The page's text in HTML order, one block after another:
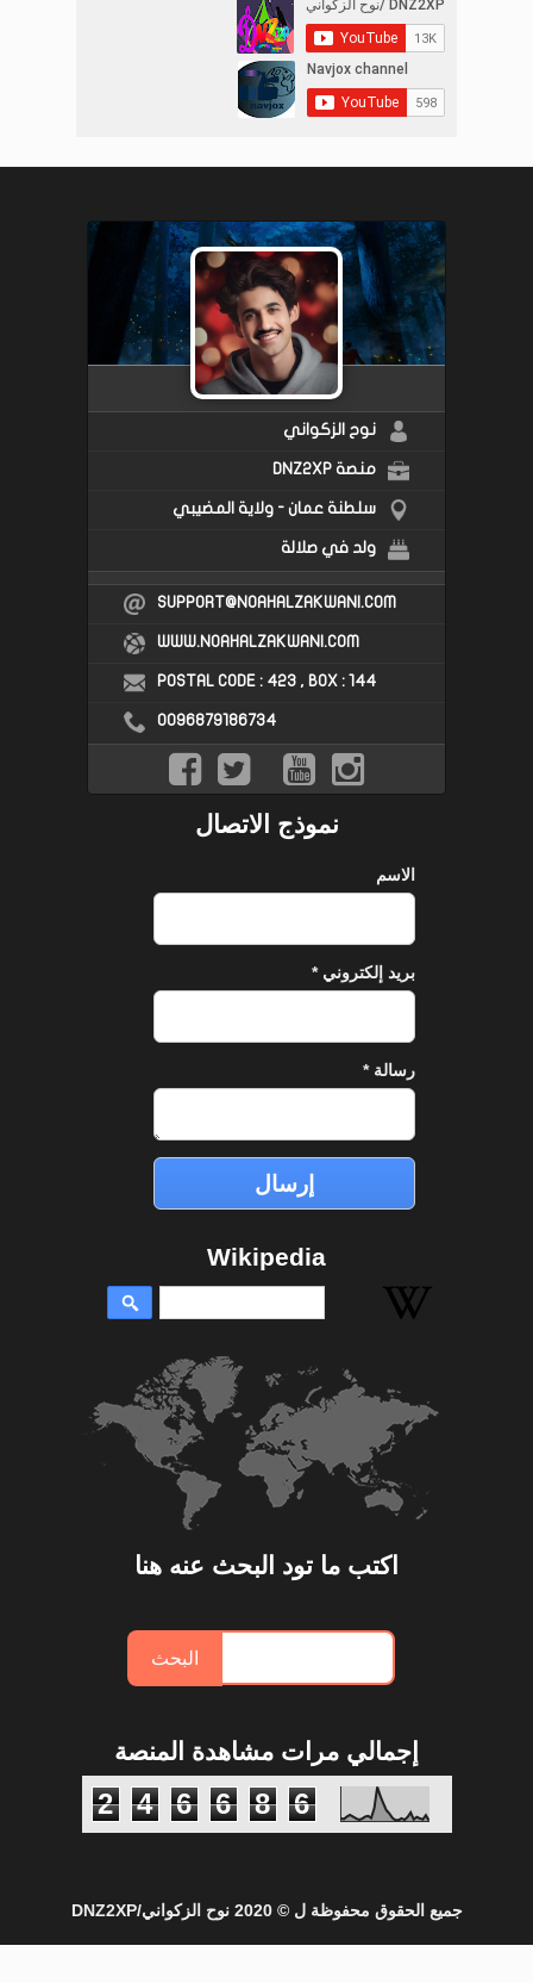
اكتب ما تود البحث عنه هنا
إجمالي مرات مشاهدة المنصة
2 4 6 6 8 6
نموذج الاتصال
الاسم
بريد إلكتروني*
رسالة*
Wikipedia
نوح الزكواني
منصة DNZ2XP
سلطنة عمان - ولاية المضيبي
ولد في صلالة
SUPPORT@NOAHALZAKWANI.COM
WWW.NOAHALZAKWANI.COM
POSTAL CODE : 423 , BOX : 144
0096879186734
جميع الحقوق محفوظة ل ©2020 نوح الزكواني/DNZ2XP